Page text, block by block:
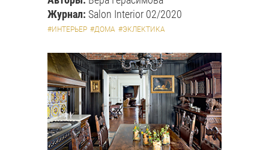
Журнал: Salon Interior 02/2020
#ИНТЕРЬЕР #ДОМА #ЭКЛЕКТИКА